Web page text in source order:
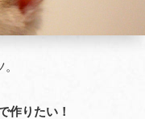
作りたい！